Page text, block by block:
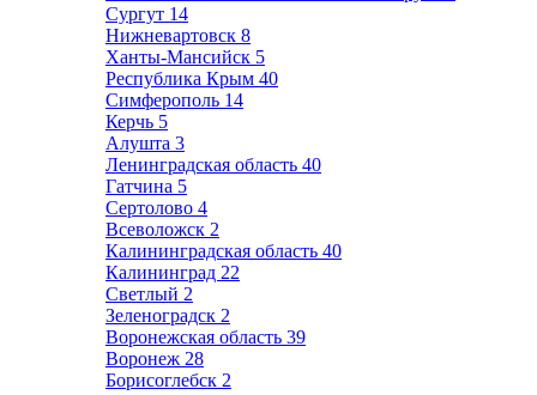
Сургут 14
Нижневартовск 8
Ханты-Мансийск 5
Республика Крым 40
Симферополь 14
Керчь 5
Алушта 3
Ленинградская область 40
Гатчина 5
Сертолово 4
Всеволожск 2
Калининградская область 40
Калининград 22
Светлый 2
Зеленоградск 2
Воронежская область 39
Воронеж 28
Борисоглебск 2